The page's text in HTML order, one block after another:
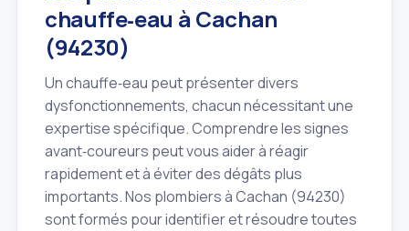
chauffe‑eau à Cachan
(94230)
Un chauffe‑eau peut présenter divers
dysfonctionnements, chacun nécessitant une
expertise spécifique. Comprendre les signes
avant‑coureurs peut vous aider à réagir
rapidement et à éviter des dégâts plus
importants. Nos plombiers à Cachan (94230)
sont formés pour identifier et résoudre toutes